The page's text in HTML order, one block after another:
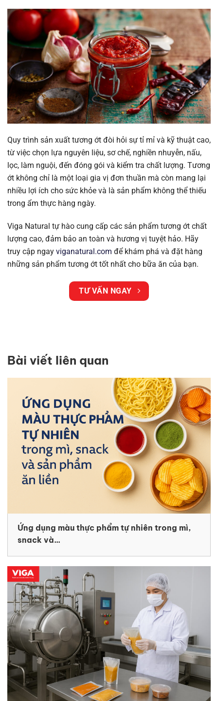
Quy trình sản xuất tương ớt đòi hỏi sự tỉ mỉ và kỹ thuật cao,
từ việc chọn lựa nguyên liệu, sơ chế, nghiền nhuyễn, nấu,
lọc, làm nguội, đến đóng gói và kiểm tra chất lượng. Tương
ớt không chỉ là một loại gia vị đơn thuần mà còn mang lại
nhiều lợi ích cho sức khỏe và là sản phẩm không thể thiếu
trong ẩm thực hàng ngày.
Viga Natural tự hào cung cấp các sản phẩm tương ớt chất
lượng cao, đảm bảo an toàn và hương vị tuyệt hảo. Hãy
truy cập ngay viganatural.com để khám phá và đặt hàng
những sản phẩm tương ớt tốt nhất cho bữa ăn của bạn.
TƯ VẤN NGAY
Bài viết liên quan
Ứng dụng màu thực phẩm tự nhiên trong mì,
snack và...